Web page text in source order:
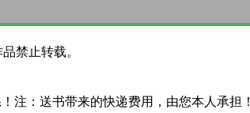
禁止转载。
注：送书带来的快递费用，由您本人承担！